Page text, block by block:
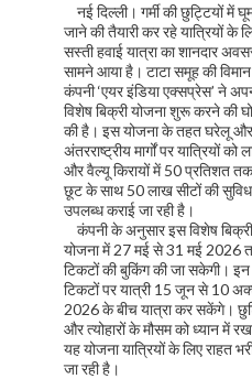
नई दिल्ली। गर्मी की छुट्टियों में
जाने की तैयारी कर रहे यात्रियों के
सस्ती हवाई यात्रा का शानदार
सामने आया है। टाटा समूह की
कंपनी ‘एयर इंडिया एक्सप्रेस’ ने
विशेष बिक्री योजना शुरू करने की
की है। इस योजना के तहत घरेलू और
अंतरराष्ट्रीय मार्गों पर यात्रियों को
और वैल्यू किरायों में 50 प्रतिशत
छूट के साथ 50 लाख सीटों की
उपलब्ध कराई जा रही है।
कंपनी के अनुसार इस विशेष बिक्री
योजना में 27 मई से 31 मई 2026
टिकटों की बुकिंग की जा सकेगी। इन
टिकटों पर यात्री 15 जून से 10
2026 के बीच यात्रा कर सकेंगे।
और त्योहारों के मौसम को ध्यान में
यह योजना यात्रियों के लिए राहत
जा रही है।